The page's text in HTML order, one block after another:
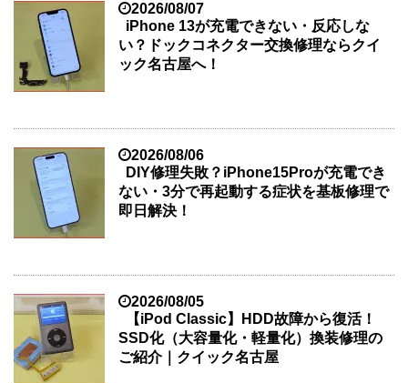
2026/08/07
iPhone 13が充電できない・反応しな
い？ドックコネクター交換修理ならクイ
ック名古屋へ！
2026/08/06
DIY修理失敗？iPhone15Proが充電でき
ない・3分で再起動する症状を基板修理で
即日解決！
2026/08/05
【iPod Classic】HDD故障から復活！
SSD化（大容量化・軽量化）換装修理の
ご紹介｜クイック名古屋